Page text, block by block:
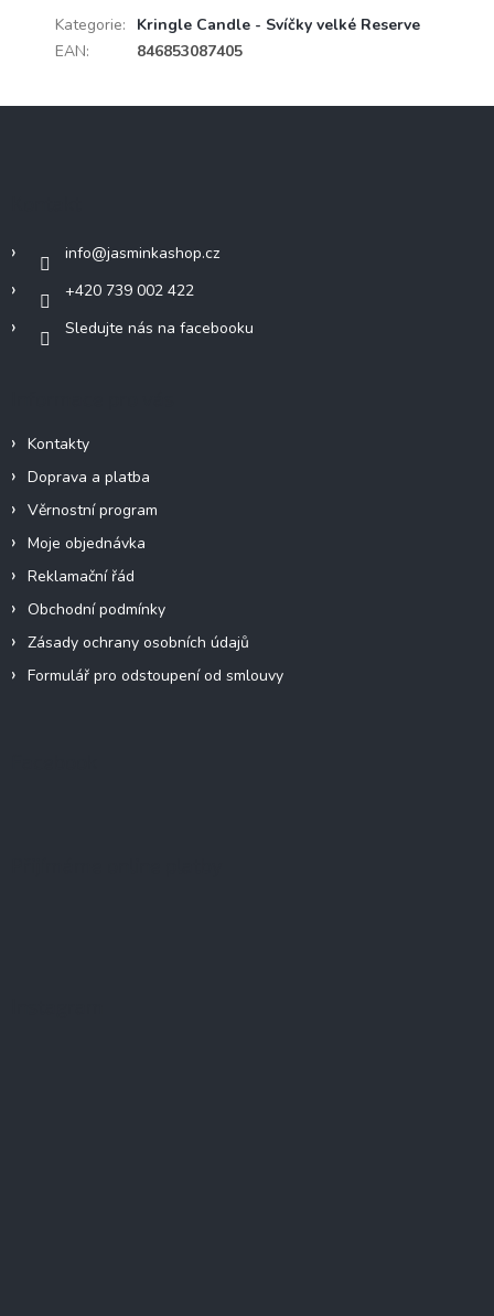
Kategorie:
Kringle Candle - Svíčky velké Reserve
EAN: 846853087405
info@jasminkashop.cz
+420 739 002 422
Sledujte nás na facebooku
Kontakty
Doprava a platba
Věrnostní program
Moje objednávka
Reklamační řád
Obchodní podmínky
Zásady ochrany osobních údajů
Formulář pro odstoupení od smlouvy